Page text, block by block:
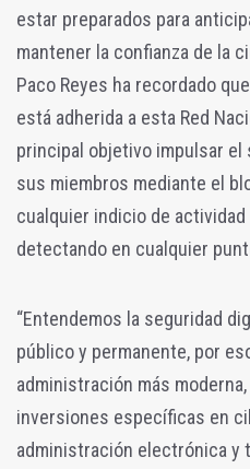
estar preparados para
mantener la confianza de la
Paco Reyes ha recordado
está adherida a esta Red
principal objetivo impulsar
sus miembros mediante el
cualquier indicio de
detectando en cualquier
“Entendemos la seguridad
público y permanente, por
administración más
inversiones específicas en
administración electrónica y